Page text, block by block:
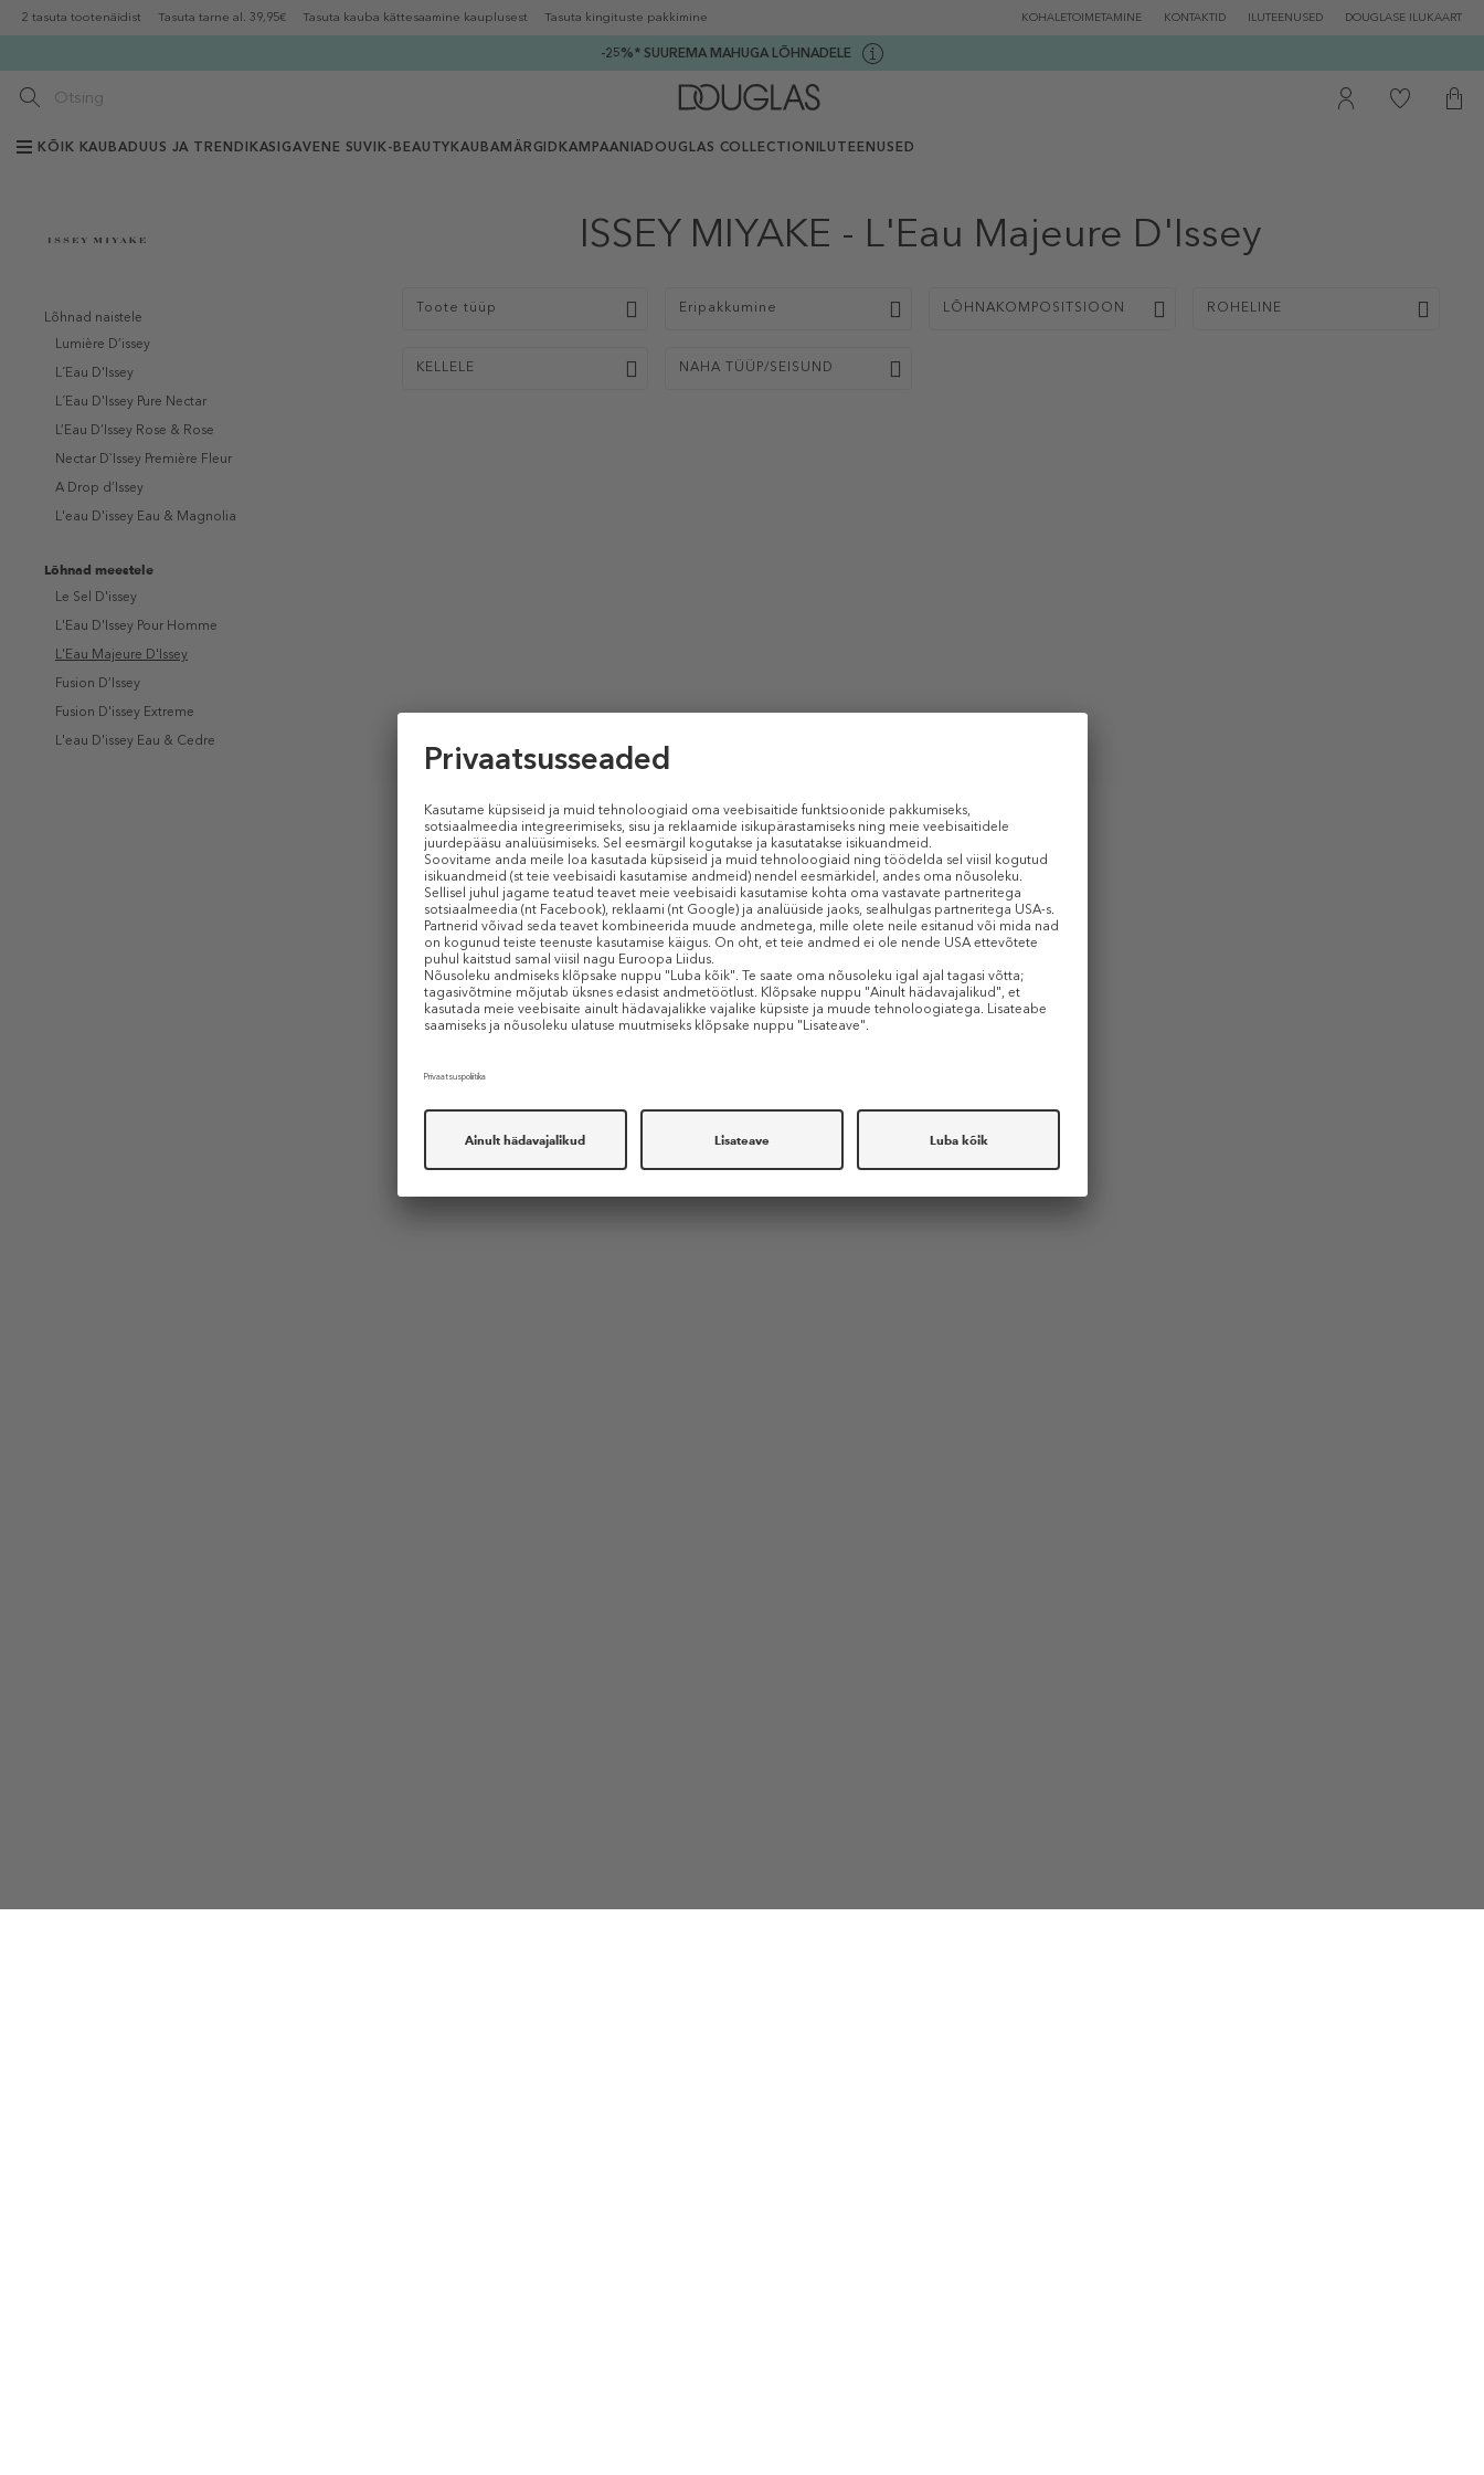
2 tasuta tootenäidist Tasuta tarne al. 39,95€ Tasuta kauba kättesaamine kauplusest Tasuta kingituste pakkimine KOHALETOIMETAMINE KONTAKTID ILUTEENUSED DOUGLASE ILUKAART
-25%* SUUREMA MAHUGA LÕHNADELE
KÕIK KAUBADUUS JA TRENDIKAS IGAVENE SUVI K-BEAUTY KAUBAMÄRGID KAMPAANIADOUGLAS COLLECTION ILUTEENUSED
Lõhnad naistele
Lumière D’issey
L´Eau D'Issey
L´Eau D'Issey Pure Nectar
L’Eau D’Issey Rose & Rose
Nectar D`Issey Première Fleur
A Drop d’Issey
L'eau D'issey Eau & Magnolia
Lõhnad meestele
Le Sel D'issey
L'Eau D'Issey Pour Homme
L'Eau Majeure D'Issey
Fusion D’Issey
Fusion D'issey Extreme
L'eau D'issey Eau & Cedre
ISSEY MIYAKE - L'Eau Majeure D'Issey
Toote tüüp Eripakkumine LÕHNAKOMPOSITSIOON ROHELINE
KELLELE NAHA TÜÜP/SEISUND